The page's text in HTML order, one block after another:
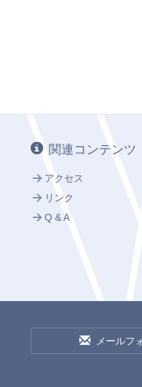
関連コンテンツ
アクセス
リンク
Q & A
メールフ